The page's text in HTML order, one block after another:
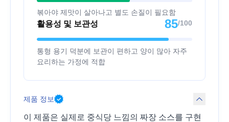
볶아야 제맛이 살아나고 별도 손질이 필요함
활용성 및 보관성 85/100
통형 용기 덕분에 보관이 편하고 양이 많아 자주
요리하는 가정에 적합
제품 정보
이 제품은 실제로 중식당 느낌의 짜장 소스를 구현